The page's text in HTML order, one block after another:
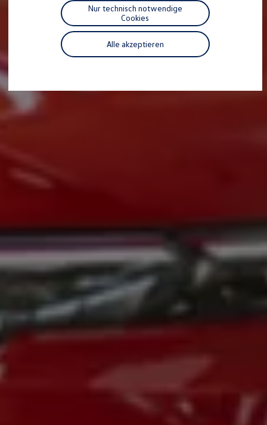
Individualisieren
Wallbox und Ladekabel
Digitale Extras
Dienste für Ihr Modell finden
Volkswagen Apps, Login und Shop
Handy und Fahrzeug verbinden
Vorgängermodelle
Pannen- und Unfallhilfe
Volkswagen Kundenbetreuung
Alle akzeptieren
Nur technisch notwendige
Cookies